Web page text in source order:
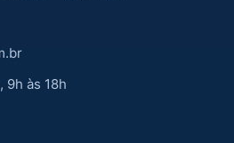
9h às 18h